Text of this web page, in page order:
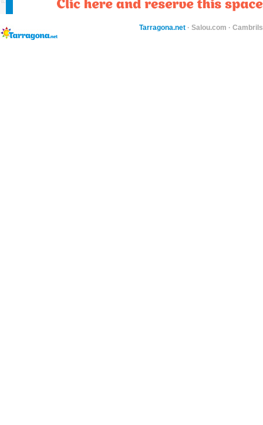
Tarragona.net · Salou.com ·